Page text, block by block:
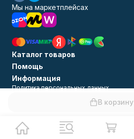
В корзину
Мы на маркетплейсах
Каталог товаров
Помощь
Информация
Политика персональных данных